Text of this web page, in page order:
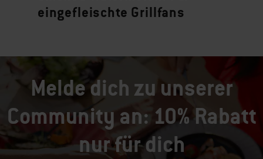
eingefleischte Grillfans
Melde dich zu unserer
Community an: 10% Rabatt
nur für dich